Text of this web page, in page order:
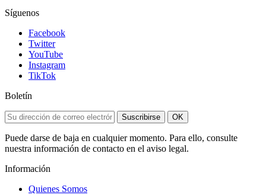
Síguenos
Facebook
Twitter
YouTube
Instagram
TikTok
Boletín
Suscribirse OK
Puede darse de baja en cualquier momento. Para ello, consulte
nuestra información de contacto en el aviso legal.
Información
Quienes Somos